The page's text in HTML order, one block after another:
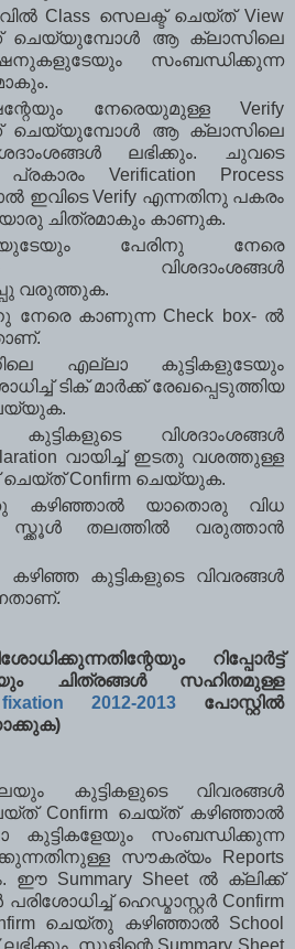
Class സെലക്ട് ചെയ്ത് View
ചെയ്യുമ്പോള്‍ ആ ക്ലാസിലെ
സംബന്ധിക്കുന്ന
നേരെയുമുള്ള Verify
ചെയ്യുമ്പോള്‍ ആ ക്ലാസിലെ
ലഭിക്കും. ചുവടെ
Verification Process
ഇവിടെ Verify എന്നതിനു പകരം
ചിത്രമാകും കാണുക.
പേരിനു നേരെ
വിശദാംശങ്ങള്‍
വരുത്തുക.
നേരെ കാണുന്ന Check box- ല്‍
എല്ലാ കുട്ടികളുടേയും
ടിക് മാര്‍ക്ക് രേഖപ്പെടുത്തിയ
വിശദാംശങ്ങള്‍
വായിച്ച് ഇടതു വശത്തുള്ള
ചെയ്ത് Confirm ചെയ്യുക.
കഴിഞ്ഞാല്‍ യാതൊരു വിധ
സ്ക്കൂള്‍ തലത്തില്‍ വരുത്താന്‍
കഴിഞ്ഞ കുട്ടികളുടെ വിവരങ്ങള്‍
റിപ്പോര്‍ട്ട്
ചിത്രങ്ങള്‍ സഹിതമുള്ള
2012-2013 പോസ്റ്റില്‍
കുട്ടികളുടെ വിവരങ്ങള്‍
Confirm ചെയ്ത് കഴിഞ്ഞാല്‍
സംബന്ധിക്കുന്ന
സൗകര്യം Reports
Summary Sheet ല്‍ ക്ലിക്ക്
ഹെഡ്മാസ്റ്റര്‍ Confirm
ചെയ്തു കഴിഞ്ഞാല്‍ School